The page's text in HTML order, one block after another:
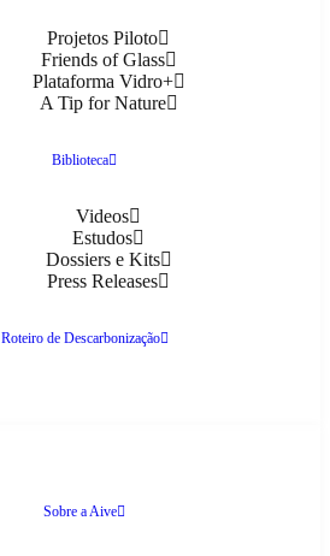
Projetos Piloto
Friends of Glass
Plataforma Vidro+
A Tip for Nature
Biblioteca
Videos
Estudos
Dossiers e Kits
Press Releases
Roteiro de Descarbonização
Sobre a Aive